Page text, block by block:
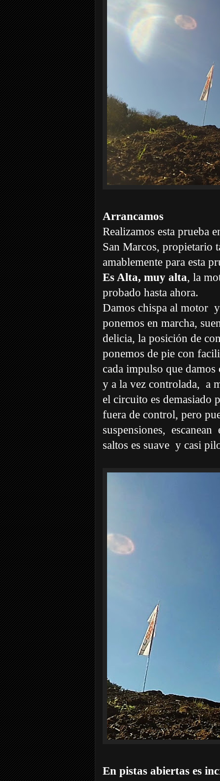
Arrancamos
Realizamos esta prueba
San Marcos, propietario
amablemente para esta
Es Alta, muy alta, la
probado hasta ahora.
Damos chispa al motor
ponemos en marcha,
delicia, la posición de
ponemos de pie con
cada impulso que
y a la vez controlada, a
el circuito es demasiado
fuera de control, pero
suspensiones, escanean
saltos es suave y casi
En pistas abiertas es